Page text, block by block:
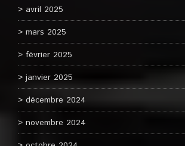
avril 2025
mars 2025
février 2025
janvier 2025
décembre 2024
novembre 2024